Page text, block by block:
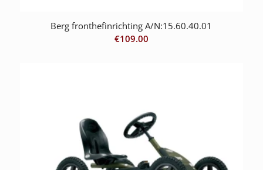
Berg fronthefinrichting A/N:15.60.40.01
€109.00